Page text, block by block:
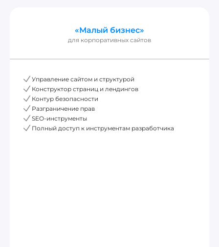
«Малый бизнес»
для корпоративных сайтов
Управление сайтом и структурой
Конструктор страниц и лендингов
Контур безопасности
Разграничение прав
SEO-инструменты
Полный доступ к инструментам разработчика